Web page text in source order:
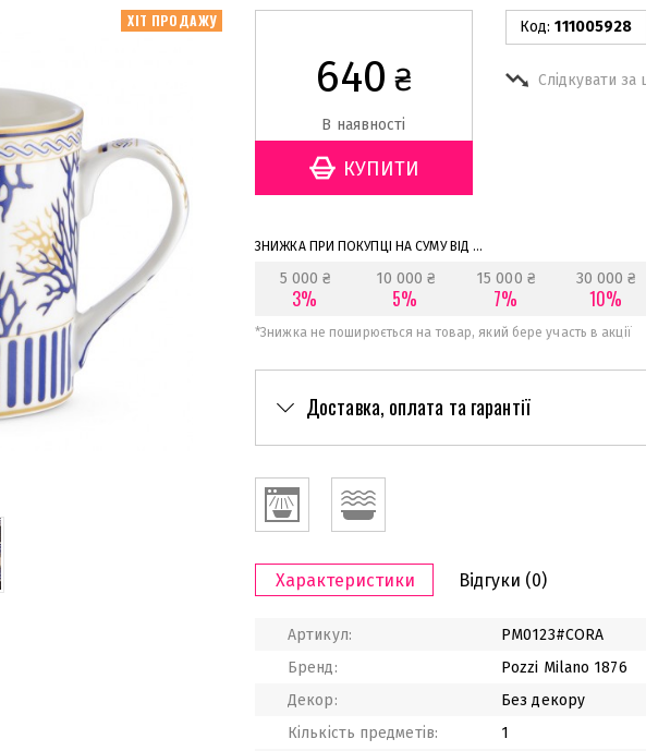
ХІТ ПРОДАЖУ
640 ₴
В наявності
Код: 111005928
Слідкувати за
ЗНИЖКА ПРИ ПОКУПЦІ НА СУМУ ВІД ...
5 000 ₴
3%
10 000 ₴
5%
15 000 ₴
7%
30 000 ₴
10%
*Знижка не поширюється на товар, який бере участь в акції
Доставка, оплата та гарантії
Характеристики Відгуки (0)
Артикул:
PM0123#CORA
Бренд:
Pozzi Milano 1876
Декор:
Без декору
Кількість предметів:
1